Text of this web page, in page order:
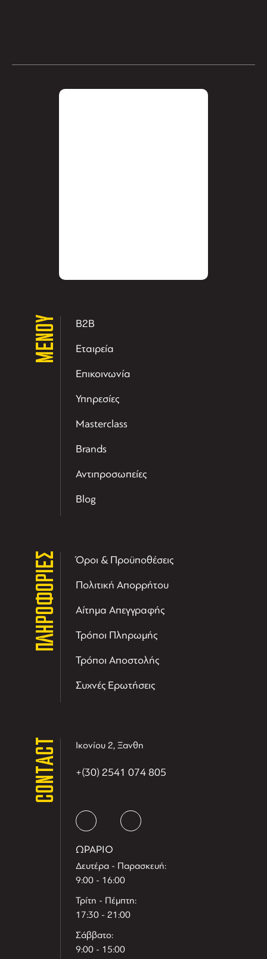
ΜΕΝΟΥ B2B
Εταιρεία
Επικοινωνία
Υπηρεσίες
Masterclass
Brands
Αντιπροσωπείες
Blog
ΠΛΗΡΟΦΟΡΙΕΣ Όροι & Προϋποθέσεις
Πολιτική Απορρήτου
Αίτημα Απεγγραφής
Τρόποι Πληρωμής
Τρόποι Αποστολής
Συχνές Ερωτήσεις
CONTACT Ικονίου 2, Ξανθη
+(30) 2541 074 805
ΩΡΑΡΙΟ
Δευτέρα - Παρασκευή:
9:00 - 16:00
Τρίτη - Πέμπτη:
17:30 - 21:00
Σάββατο:
9:00 - 15:00